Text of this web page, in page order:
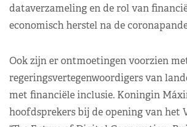
dataverzameling en de rol van
economisch herstel na de
Ook zijn er ontmoetingen voorzien
regeringsvertegenwoordigers van
met financiële inclusie. Koningin
hoofdsprekers bij de opening van het